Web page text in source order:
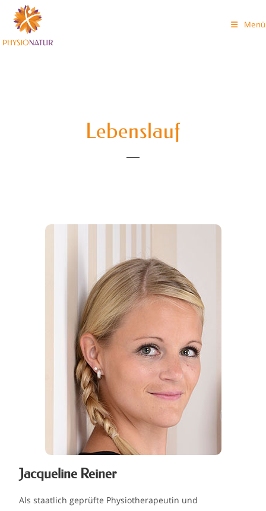
Menü
Lebenslauf
Jacqueline Reiner
Als staatlich geprüfte Physiotherapeutin und